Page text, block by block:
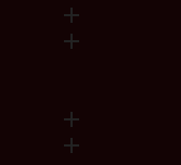



